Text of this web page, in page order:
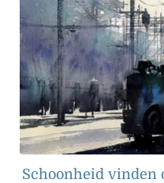
Schoonheid vinden